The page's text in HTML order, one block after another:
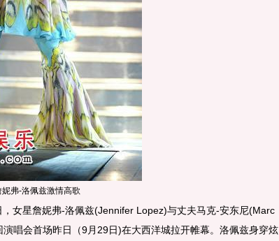
妮弗-洛佩兹激情高歌
星詹妮弗-洛佩兹(Jennifer Lopez)与丈夫马克-安东尼(Marc
唱会首场昨日（9月29日)在大西洋城拉开帷幕。洛佩兹身穿炫